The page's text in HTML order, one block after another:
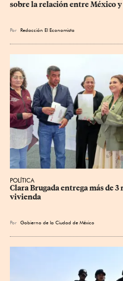
sobre la relación entre México y
Por Redacción El Economista
POLÍTICA
Clara Brugada entrega más de
vivienda
Por Gobierno de la Ciudad de México